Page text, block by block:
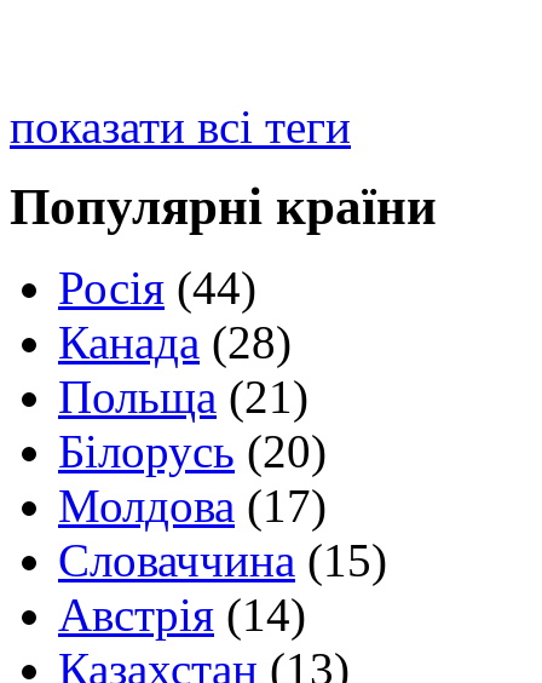
показати всі теги
Популярні країни
Росія (44)
Канада (28)
Польща (21)
Білорусь (20)
Молдова (17)
Словаччина (15)
Австрія (14)
Казахстан (13)